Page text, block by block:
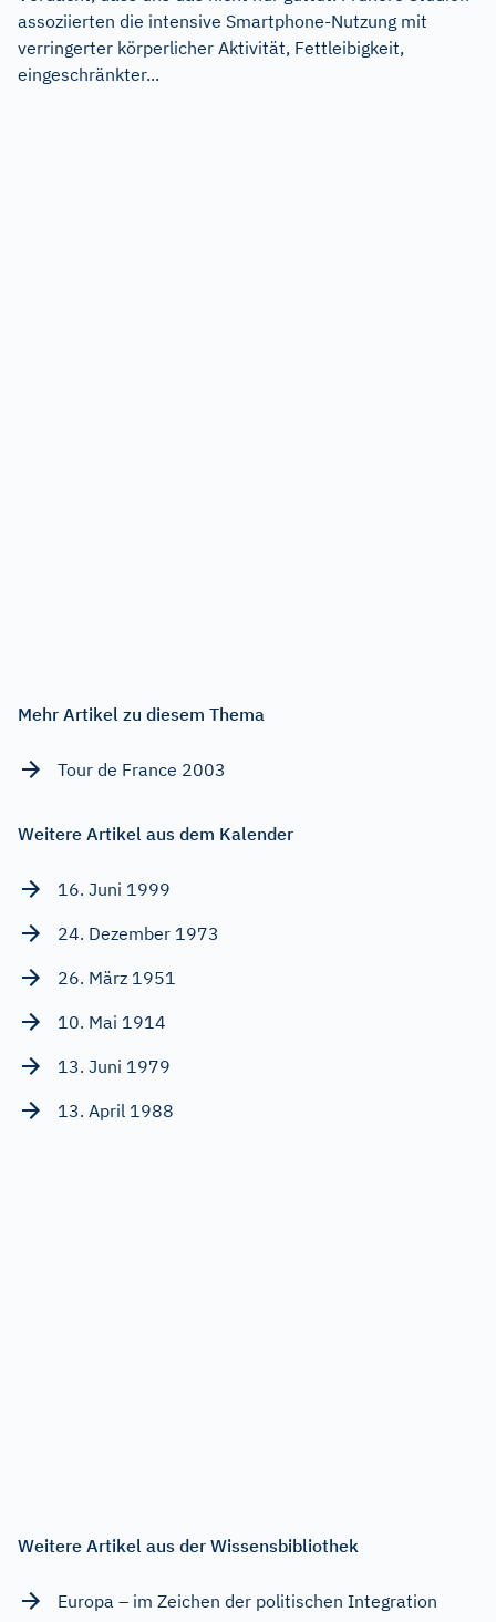
assoziierten die intensive Smartphone-Nutzung mit
verringerter körperlicher Aktivität, Fettleibigkeit,
eingeschränkter...
Mehr Artikel zu diesem Thema
Tour de France 2003
Weitere Artikel aus dem Kalender
16. Juni 1999
24. Dezember 1973
26. März 1951
10. Mai 1914
13. Juni 1979
13. April 1988
Weitere Artikel aus der Wissensbibliothek
Europa – im Zeichen der politischen Integration